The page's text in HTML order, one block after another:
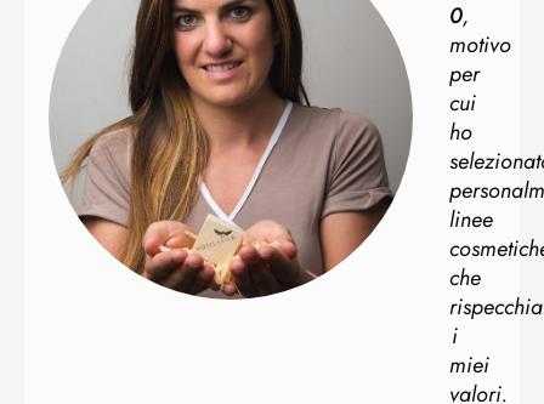
0,
motivo
per
cui
ho
linee
che
i
miei
valori.